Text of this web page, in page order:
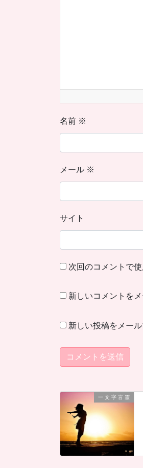
名前 ※
メール ※
サイト
次回のコメントで
新しいコメントを
新しい投稿をメー
一 文 字 言 霊